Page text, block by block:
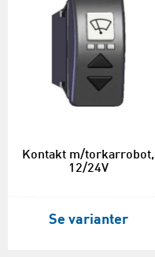
Kontakt m/torkarrobot,
12/24V
Se varianter